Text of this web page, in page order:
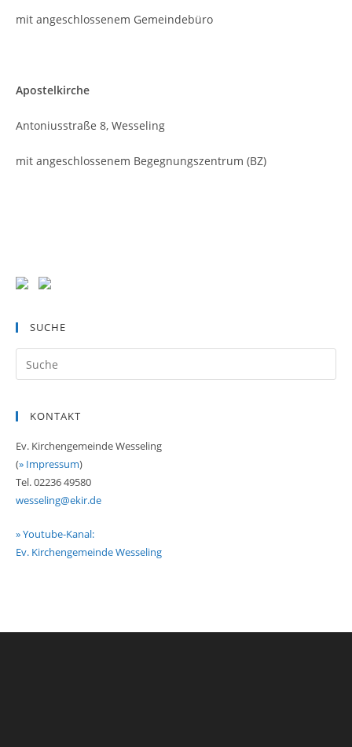
mit angeschlossenem Gemeindebüro
Apostelkirche
Antoniusstraße 8, Wesseling
mit angeschlossenem Begegnungszentrum (BZ)
SUCHE
KONTAKT
Ev. Kirchengemeinde Wesseling
(» Impressum)
Tel. 02236 49580
wesseling@ekir.de
» Youtube-Kanal:
Ev. Kirchengemeinde Wesseling